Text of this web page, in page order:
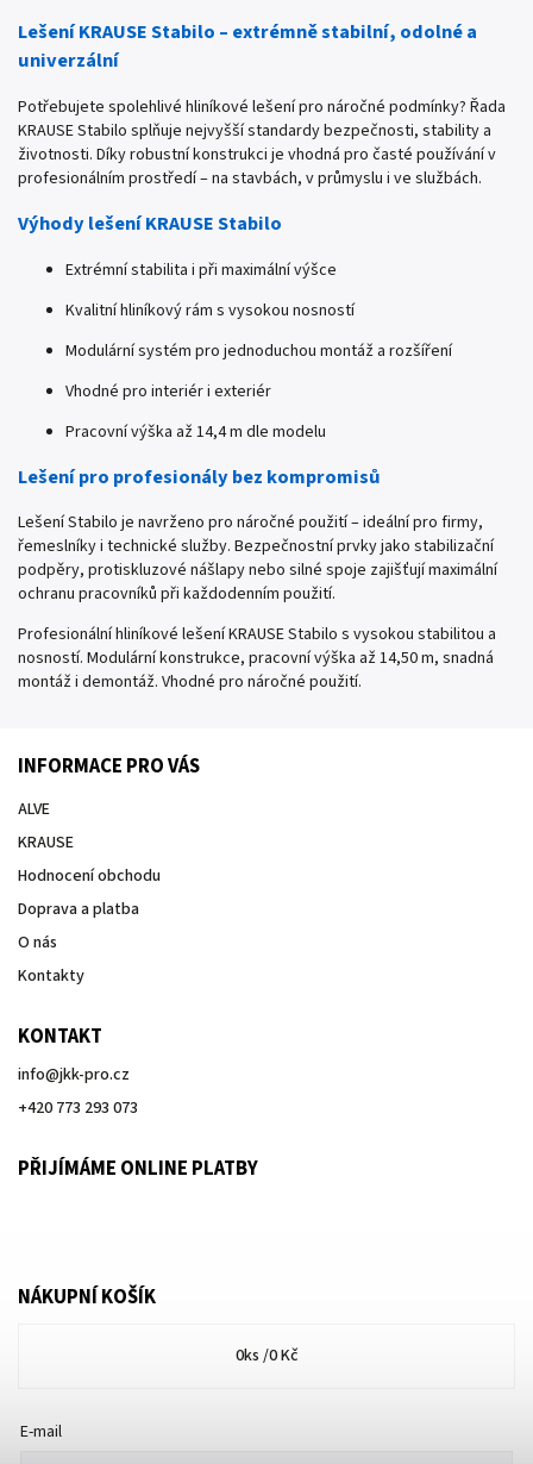
Lešení KRAUSE Stabilo – extrémně stabilní, odolné a
univerzální
Potřebujete spolehlivé hliníkové lešení pro náročné podmínky? Řada
KRAUSE Stabilo splňuje nejvyšší standardy bezpečnosti, stability a
životnosti. Díky robustní konstrukci je vhodná pro časté používání v
profesionálním prostředí – na stavbách, v průmyslu i ve službách.
Výhody lešení KRAUSE Stabilo
Extrémní stabilita i při maximální výšce
Kvalitní hliníkový rám s vysokou nosností
Modulární systém pro jednoduchou montáž a rozšíření
Vhodné pro interiér i exteriér
Pracovní výška až 14,4 m dle modelu
Lešení pro profesionály bez kompromisů
Lešení Stabilo je navrženo pro náročné použití – ideální pro firmy,
řemeslníky i technické služby. Bezpečnostní prvky jako stabilizační
podpěry, protiskluzové nášlapy nebo silné spoje zajišťují maximální
ochranu pracovníků při každodenním použití.
Profesionální hliníkové lešení KRAUSE Stabilo s vysokou stabilitou a
nosností. Modulární konstrukce, pracovní výška až 14,50 m, snadná
montáž i demontáž. Vhodné pro náročné použití.
INFORMACE PRO VÁS
ALVE
KRAUSE
Hodnocení obchodu
Doprava a platba
O nás
Kontakty
KONTAKT
info@jkk-pro.cz
+420 773 293 073
PŘIJÍMÁME ONLINE PLATBY
NÁKUPNÍ KOŠÍK
0ks /0 Kč
E-mail